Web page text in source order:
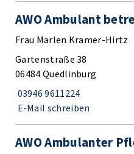
AWO Ambulant
Frau Marlen Kramer-Hirtz
Gartenstraße 38
06484 Quedlinburg
03946 9611224
E-Mail schreiben
AWO Ambulanter